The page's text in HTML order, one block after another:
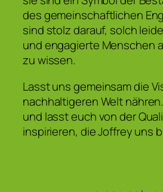
des gemeinschaftlichen
sind stolz darauf, solch
und engagierte Menschen
zu wissen.
Lasst uns gemeinsam die
nachhaltigeren Welt
und lasst euch von der
inspirieren, die Joffrey uns